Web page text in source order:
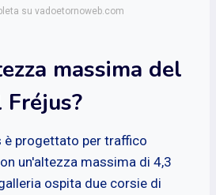
su vadoetornoweb.com
massima del
è progettato per traffico
un'altezza massima di 4,3
ospita due corsie di